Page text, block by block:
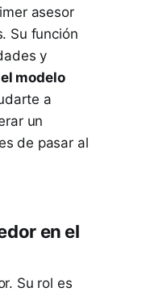
asesor
Su función
y
modelo
a
un
de pasar al
en el
Su rol es